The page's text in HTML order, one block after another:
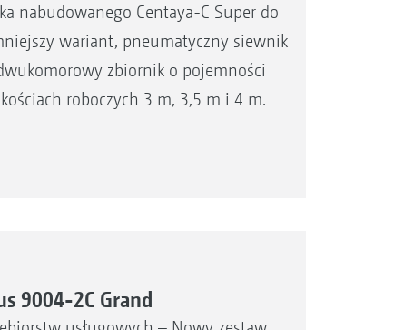
nabudowanego Centaya-C Super do
wariant, pneumatyczny siewnik
zbiornik o pojemności
roboczych 3 m, 3,5 m i 4 m.
9004-2C Grand